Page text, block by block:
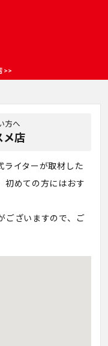
方へ
メ店
ライターが取材した
初めての方にはおす
ございますので、ご